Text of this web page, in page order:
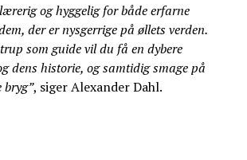
og hyggelig for både erfarne
der er nysgerrige på øllets verden.
som guide vil du få en dybere
dens historie, og samtidig smage på
, siger Alexander Dahl.